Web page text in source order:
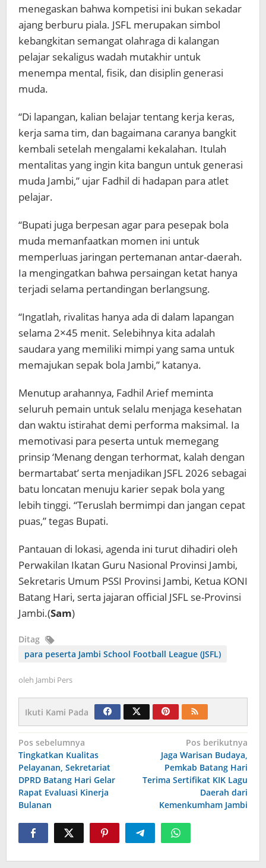
menegaskan bahwa kompetisi ini bukan sekadar
ajang berburu piala. JSFL merupakan simbol
kebangkitan semangat olahraga di kalangan
pelajar sekaligus wadah mutakhir untuk
menempa mental, fisik, dan disiplin generasi
muda.
“Di lapangan, kalian belajar tentang kerja keras,
kerja sama tim, dan bagaimana caranya bangkit
kembali setelah mengalami kekalahan. Itulah
mentalitas yang ingin kita bangun untuk generasi
muda Jambi,” ujar Fadhil di hadapan para atlet
pelajar.
“Bupati juga berpesan agar para pesepak bola
muda memanfaatkan momen ini untuk
memperluas jaringan pertemanan antar-daerah.
Ia mengingatkan bahwa persaingan ketat hanya
terjadi selama pertandingan berlangsung.
“Ingatlah, rivalitas hanya ada di dalam lapangan
selama 2×45 menit. Selebihnya kita adalah
saudara yang memiliki mimpi yang sama untuk
memajukan sepak bola Jambi,” katanya.
Menutup arahannya, Fadhil Arief meminta
seluruh pemain untuk selalu menjaga kesehatan
dan waktu istirahat demi performa maksimal. Ia
memotivasi para peserta untuk memegang
prinsip ‘Menang dengan terhormat, kalah dengan
bermartabat’ serta menjadikan JSFL 2026 sebagai
batu loncatan menuju karier sepak bola yang
lebih tinggi. “Teruslah bermimpi dan jangan cepat
puas,” tegas Bupati.
Pantauan di lokasi, agenda ini turut dihadiri oleh
Perwakilan Ikatan Guru Nasional Provinsi Jambi,
Sekretaris Umum PSSI Provinsi Jambi, Ketua KONI
Batang Hari, serta jajaran official JSFL se-Provinsi
Jambi.(Sam)
Ditag
para peserta Jambi School Football League (JSFL)
oleh Jambi Pers
Ikuti Kami Pada
Navigasi
pos
Pos sebelumnya
Tingkatkan Kualitas
Pelayanan, Sekretariat
DPRD Batang Hari Gelar
Rapat Evaluasi Kinerja
Bulanan
Pos berikutnya
Jaga Warisan Budaya,
Pemkab Batang Hari
Terima Sertifikat KIK Lagu
Daerah dari
Kemenkumham Jambi